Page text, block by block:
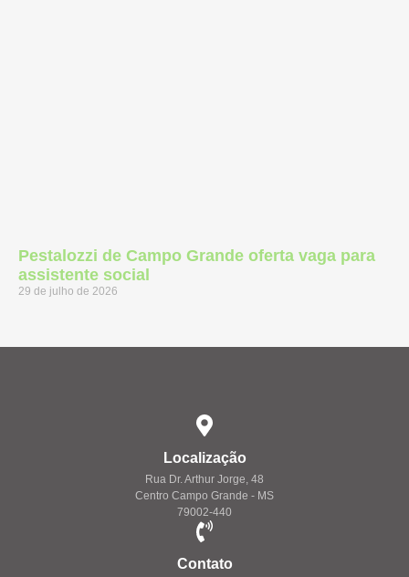
Pestalozzi de Campo Grande oferta vaga para
assistente social
29 de julho de 2026
Localização
Rua Dr. Arthur Jorge, 48
Centro Campo Grande - MS
79002-440
Contato